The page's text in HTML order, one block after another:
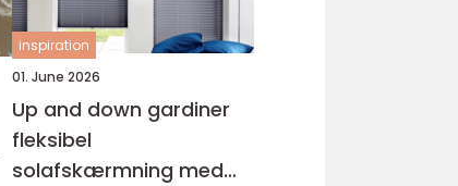
inspiration
01. June 2026
Up and down gardiner
fleksibel
solafskærmning med